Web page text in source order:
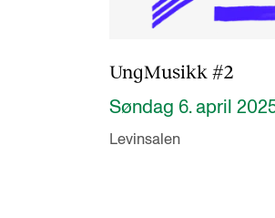
UngMusikk #2
Søndag 6. april
Levinsalen